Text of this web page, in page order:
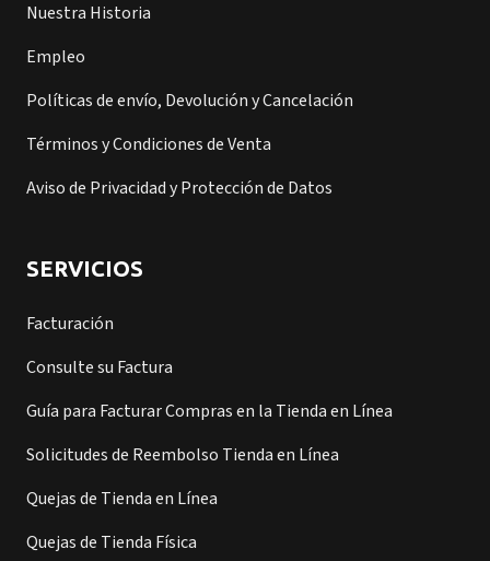
Nuestra Historia
Empleo
Políticas de envío, Devolución y Cancelación
Términos y Condiciones de Venta
Aviso de Privacidad y Protección de Datos
SERVICIOS
Facturación
Consulte su Factura
Guía para Facturar Compras en la Tienda en Línea
Solicitudes de Reembolso Tienda en Línea
Quejas de Tienda en Línea
Quejas de Tienda Física